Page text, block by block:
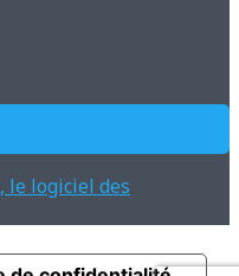
le logiciel des